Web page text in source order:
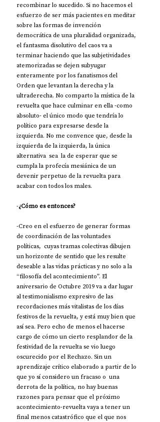
recombinar lo sucedido. Si no hacemos el
esfuerzo de ser más pacientes en meditar
sobre las formas de invención
democrática de una pluralidad organizada,
el fantasma disolutivo del caos va a
terminar haciendo que las subjetividades
atemorizadas se dejen subyugar
enteramente por los fanatismos del
Orden que levantan la derecha y la
ultraderecha. No comparto la mística de la
revuelta que hace culminar en ella -como
absoluto- el único modo que tendría lo
político para expresarse desde la
izquierda. No me convence que, desde la
izquierda de la izquierda, la única
alternativa  sea  la de esperar que se
cumpla la profecía mesiánica de un
devenir perpetuo de la revuelta para
acabar con todos los males.
-¿Cómo es entonces?
-Creo en el esfuerzo de generar formas
de coordinación de las voluntades
políticas,  cuyas tramas colectivas dibujen
un horizonte de sentido que les resulte
deseable a las vidas prácticas y no solo a la
“filosofía del acontecimiento”. El
aniversario de Octubre 2019 va a dar lugar
al testimonialismo expresivo de las
recordaciones más vitalistas de los días
festivos de la revuelta, y está muy bien que
así sea. Pero echo de menos el hacerse
cargo de cómo un cierto resplandor de la
festividad de la revuelta se vio luego
oscurecido por el Rechazo. Sin un
aprendizaje crítico elaborado a partir de lo
que yo sí considero un fracaso o  una
derrota de la política, no hay buenas
razones para pensar que el próximo
acontecimiento-revuelta vaya a tener un
final menos catastrófico que el que nos